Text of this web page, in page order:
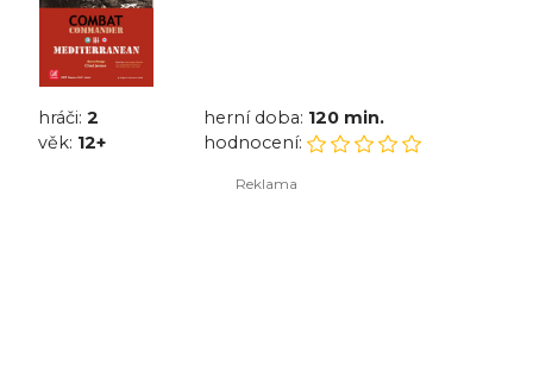
hráči: 2 herní doba: 120 min.
věk: 12+ hodnocení: